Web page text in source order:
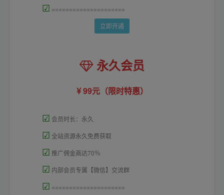
☑ =====================
立即开通
永久会员
99元（限时特惠）
☑ 会员时长：永久
☑ 全站资源永久免费获取
☑ 推广佣金高达70％
☑ 内部会员专属【微信】交流群
☑ =====================